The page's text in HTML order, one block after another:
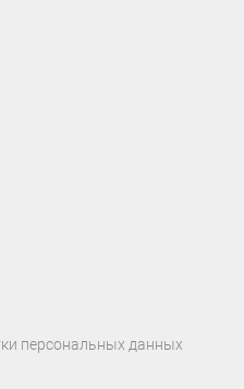
персональных данных